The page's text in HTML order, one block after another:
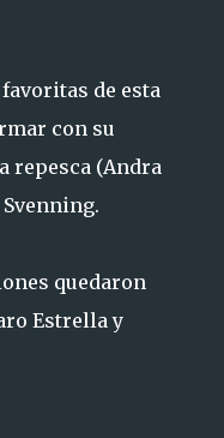
de esta
con su
repesca (Andra
quedaron
Estrella y